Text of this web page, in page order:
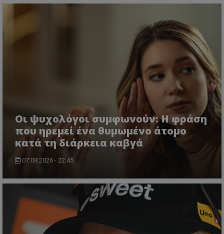
Οι ψυχολόγοι συμφωνούν: Η φράση
που ηρεμεί ένα θυμωμένο άτομο
κατά τη διάρκεια καβγά
07.08.2026 - 22:45